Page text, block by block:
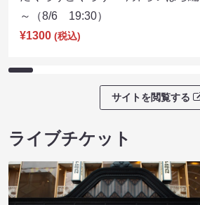
～（8/6 19:30）
¥1300 (税込)
サイトを閲覧する
ライブチケット